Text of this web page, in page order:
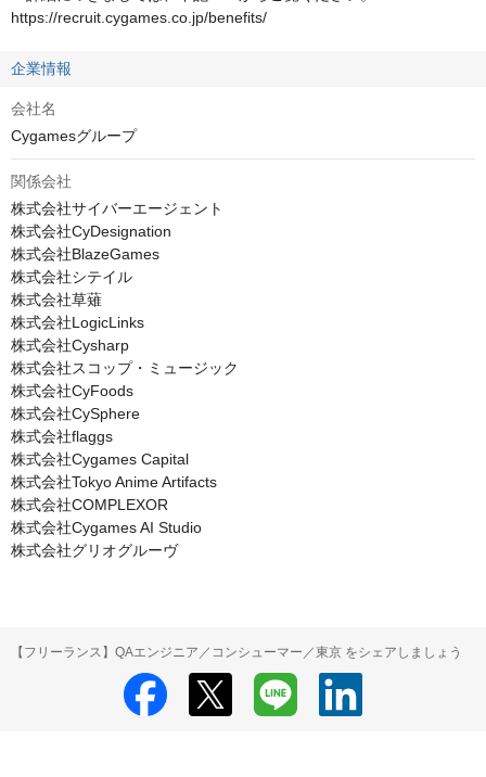
https://recruit.cygames.co.jp/benefits/
企業情報
会社名
Cygamesグループ
関係会社
株式会社サイバーエージェント
株式会社CyDesignation
株式会社BlazeGames
株式会社シテイル
株式会社草薙
株式会社LogicLinks
株式会社Cysharp
株式会社スコップ・ミュージック
株式会社CyFoods
株式会社CySphere
株式会社flaggs
株式会社Cygames Capital
株式会社Tokyo Anime Artifacts
株式会社COMPLEXOR
株式会社Cygames AI Studio
株式会社グリオグルーヴ
【フリーランス】QAエンジニア／コンシューマー／東京 をシェアしましょう